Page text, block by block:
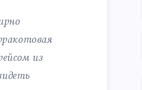
из